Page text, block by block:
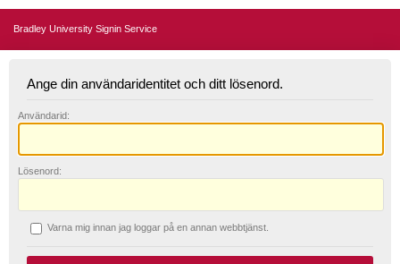
Bradley University Signin Service
Ange din användaridentitet och ditt lösenord.
Användarid:
L ösenord:
Varna mig innan jag loggar på en annan webbtjänst.